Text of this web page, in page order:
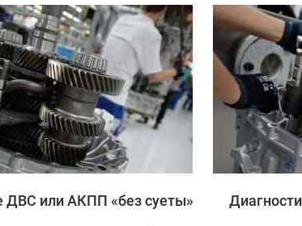
Записаться
ДВС или АКПП «без суеты»